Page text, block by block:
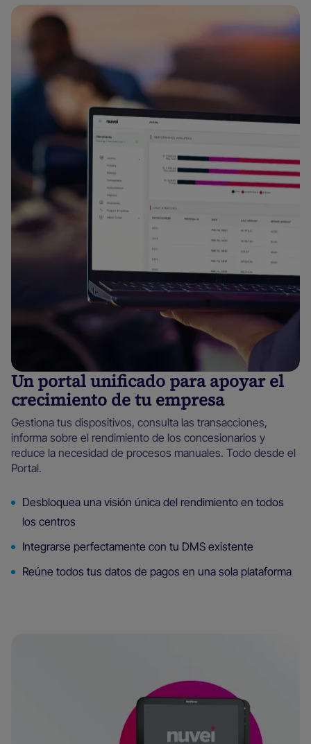
Un portal unificado para apoyar el
crecimiento de tu empresa
Gestiona tus dispositivos, consulta las transacciones,
informa sobre el rendimiento de los concesionarios y
reduce la necesidad de procesos manuales. Todo desde el
Portal.
Desbloquea una visión única del rendimiento en todos
los centros
Integrarse perfectamente con tu DMS existente
Reúne todos tus datos de pagos en una sola plataforma